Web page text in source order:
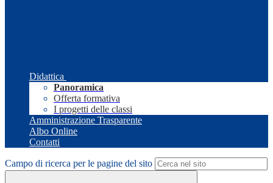
Didattica
Panoramica
Offerta formativa
I progetti delle classi
Amministrazione Trasparente
Albo Online
Contatti
Campo di ricerca per le pagine del sito